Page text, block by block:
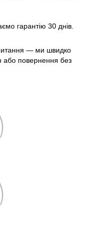
гарантію 30 днів.
— ми швидко
або повернення без